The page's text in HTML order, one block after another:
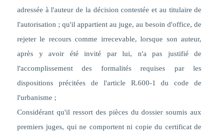
adressée à l'auteur de la décision contestée et au titulaire de
l'autorisation ; qu'il appartient au juge, au besoin d'office, de
rejeter le recours comme irrecevable, lorsque son auteur,
après y avoir été invité par lui, n'a pas justifié de
l'accomplissement des formalités requises par les
dispositions précitées de l'article R.600-1 du code de
l'urbanisme ;
Considérant qu'il ressort des pièces du dossier soumis aux
premiers juges, qui ne comportent ni copie du certificat de